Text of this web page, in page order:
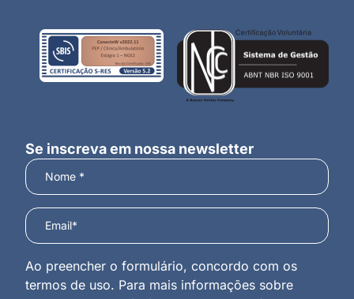
Se inscreva em nossa newsletter
Ao preencher o formulário, concordo com os
termos de uso. Para mais informações sobre